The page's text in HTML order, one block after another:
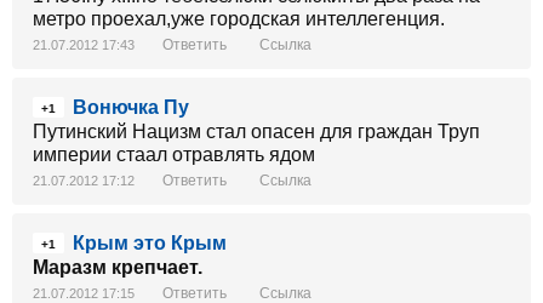
метро проехал,уже городская интеллегенция.
21.07.2012 17:43 Ответить Ссылка
+1
Вонючка Пу
Путинский Нацизм стал опасен для граждан Труп
империи стаал отравлять ядом
21.07.2012 17:12 Ответить Ссылка
+1
Крым это Крым
Маразм крепчает.
21.07.2012 17:15 Ответить Ссылка